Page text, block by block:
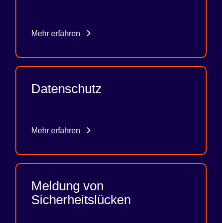
Mehr erfahren
Datenschutz
Mehr erfahren
Meldung von
Sicherheitslücken